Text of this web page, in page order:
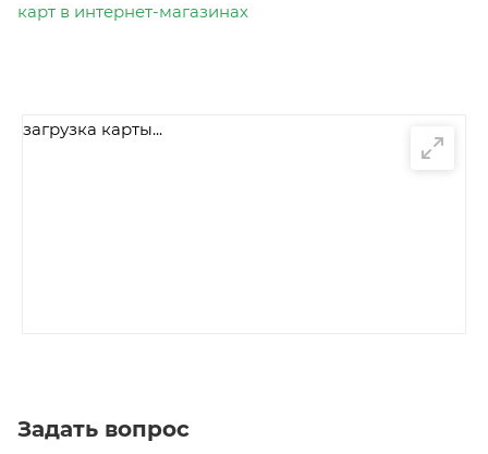
карт в интернет-магазинах
загрузка карты...
Задать вопрос